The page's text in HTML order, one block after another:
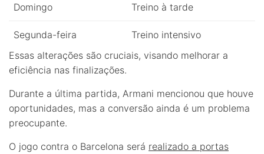
Domingo Treino à tarde
Segunda-feira
Treino intensivo
Essas alterações são cruciais, visando melhorar a
eficiência nas finalizações.
Durante a última partida, Armani mencionou que houve
oportunidades, mas a conversão ainda é um problema
preocupante.
O jogo contra o Barcelona será realizado a portas